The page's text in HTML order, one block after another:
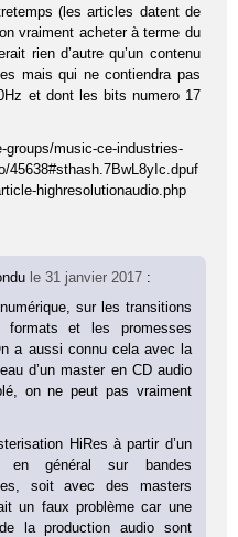
(les articles datent de
vraiment acheter à terme du
rien d’autre qu’un contenu
mais qui ne contiendra pas
et dont les bits numero 17
groups/music-ce-industries-
45638#sthash.7BwL8yIc.dpuf
highresolutionaudio.php
le 31 janvier 2017 :
sur les transitions
formats et les promesses
a aussi connu cela avec la
d’un master en CD audio
on ne peut pas vraiment
HiRes à partir d’un
en général sur bandes
soit avec des masters
un faux problème car une
la production audio sont